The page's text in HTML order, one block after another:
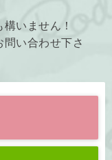
いません！
い合わせ下さ